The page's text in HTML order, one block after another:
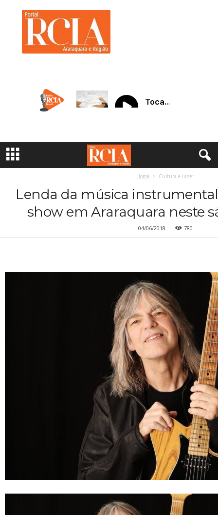
a
Home Cultura e Lazer
Lenda da música
show em Araraquara neste
04/06/2018 780